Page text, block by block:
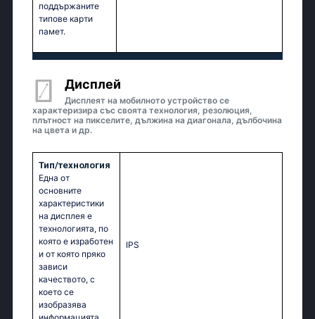
поддържаните
типове карти
памет.
Дисплей
Дисплеят на мобилното устройство се
характеризира със своята технология, резолюция,
плътност на пикселите, дължина на диагонала, дълбочина
на цвета и др.
Тип/технология
Една от
основните
характеристики
на дисплея е
технологията, по
която е изработен
и от която пряко
зависи
качеството, с
което се
изобразява
IPS